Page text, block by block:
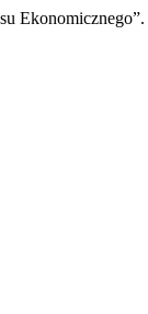
Ekonomicznego”.